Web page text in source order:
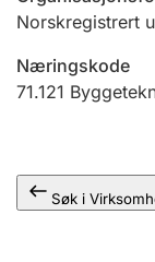
Andre tema
Norskregistrert
Næringskode
71.121
Søk i